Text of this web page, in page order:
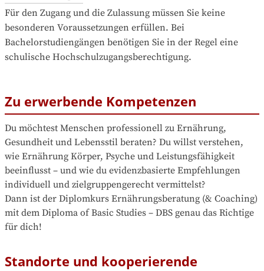
Für den Zugang und die Zulassung müssen Sie keine
besonderen Voraussetzungen erfüllen. Bei
Bachelorstudiengängen benötigen Sie in der Regel eine
schulische Hochschulzugangsberechtigung.
Zu erwerbende Kompetenzen
Du möchtest Menschen professionell zu Ernährung,
Gesundheit und Lebensstil beraten? Du willst verstehen,
wie Ernährung Körper, Psyche und Leistungsfähigkeit
beeinflusst – und wie du evidenzbasierte Empfehlungen
individuell und zielgruppengerecht vermittelst?
Dann ist der Diplomkurs Ernährungsberatung (& Coaching)
mit dem Diploma of Basic Studies – DBS genau das Richtige
für dich!
Standorte und kooperierende